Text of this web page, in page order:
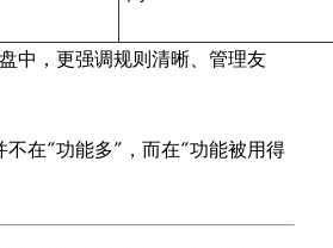
中，更强调规则清晰、管理友
在“功能多”，而在“功能被用得